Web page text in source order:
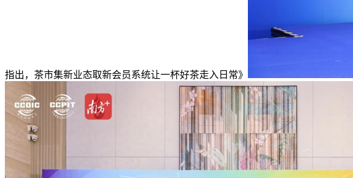
指出，茶市集新业态取新会员系统让一杯好茶走入日常》